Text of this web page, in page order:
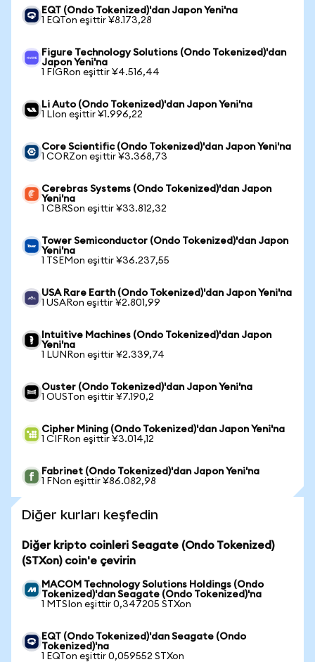
EQT (Ondo Tokenized)'dan Japon Yeni'na
1 EQTon eşittir ¥8.173,28
Figure Technology Solutions (Ondo Tokenized)'dan
Japon Yeni'na
1 FIGRon eşittir ¥4.516,44
Li Auto (Ondo Tokenized)'dan Japon Yeni'na
1 LIon eşittir ¥1.996,22
Core Scientific (Ondo Tokenized)'dan Japon Yeni'na
1 CORZon eşittir ¥3.368,73
Cerebras Systems (Ondo Tokenized)'dan Japon
Yeni'na
1 CBRSon eşittir ¥33.812,32
Tower Semiconductor (Ondo Tokenized)'dan Japon
Yeni'na
1 TSEMon eşittir ¥36.237,55
USA Rare Earth (Ondo Tokenized)'dan Japon Yeni'na
1 USARon eşittir ¥2.801,99
Intuitive Machines (Ondo Tokenized)'dan Japon
Yeni'na
1 LUNRon eşittir ¥2.339,74
Ouster (Ondo Tokenized)'dan Japon Yeni'na
1 OUSTon eşittir ¥7.190,2
Cipher Mining (Ondo Tokenized)'dan Japon Yeni'na
1 CIFRon eşittir ¥3.014,12
Fabrinet (Ondo Tokenized)'dan Japon Yeni'na
1 FNon eşittir ¥86.082,98
Diğer kurları keşfedin
Diğer kripto coinleri Seagate (Ondo Tokenized)
(STXon) coin'e çevirin
MACOM Technology Solutions Holdings (Ondo
Tokenized)'dan Seagate (Ondo Tokenized)'na
1 MTSIon eşittir 0,347205 STXon
EQT (Ondo Tokenized)'dan Seagate (Ondo
Tokenized)'na
1 EQTon eşittir 0,059552 STXon